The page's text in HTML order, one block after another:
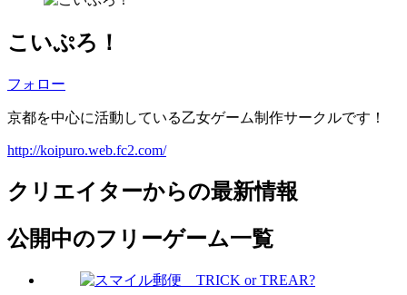
こいぷろ！
フォロー
京都を中心に活動している乙女ゲーム制作サークルです！
http://koipuro.web.fc2.com/
クリエイターからの最新情報
公開中のフリーゲーム一覧